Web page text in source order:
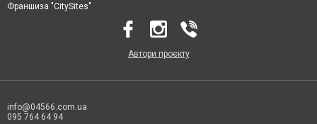
Франшиза "CitySites"
Автори проєкту
info@04566.com.ua
095 764 64 94